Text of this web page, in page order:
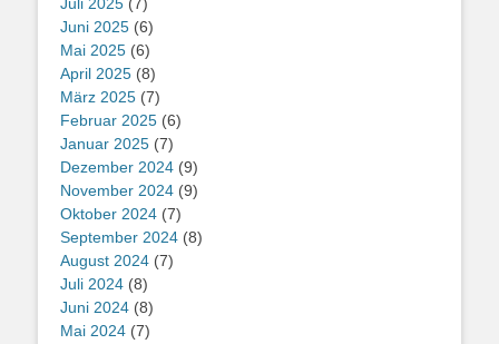
Juli 2025 (7)
Juni 2025 (6)
Mai 2025 (6)
April 2025 (8)
März 2025 (7)
Februar 2025 (6)
Januar 2025 (7)
Dezember 2024 (9)
November 2024 (9)
Oktober 2024 (7)
September 2024 (8)
August 2024 (7)
Juli 2024 (8)
Juni 2024 (8)
Mai 2024 (7)